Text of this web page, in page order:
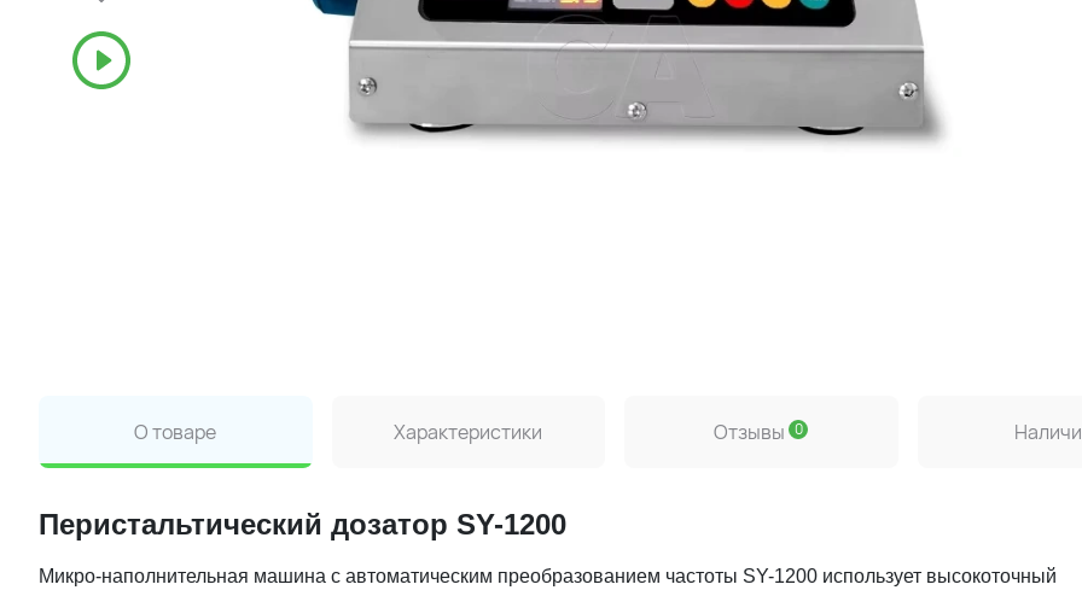
О товаре Характеристики Отзывы 0
Перистальтический дозатор SY-1200
Микро-наполнительная машина с автоматическим преобразованием частоты SY-1200 использует высокоточный